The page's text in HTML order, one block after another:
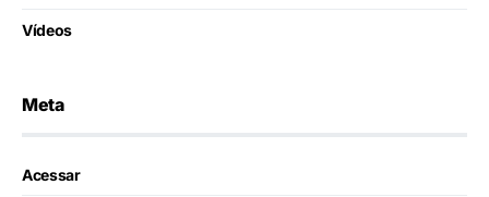
Vídeos
Meta
Acessar